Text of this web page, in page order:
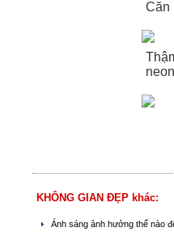
Căn
KHÔNG GIAN ĐẸP khác:
Ánh sáng ảnh hưởng thế nào